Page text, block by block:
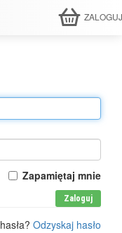
Zapamiętaj mnie
Zaloguj
Odzyskaj hasło